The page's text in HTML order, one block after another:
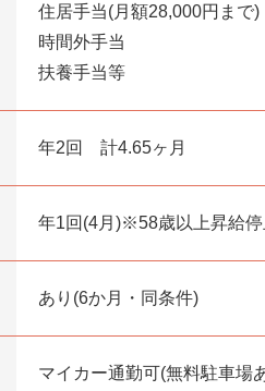
住居手当(月額28,000円まで)
時間外手当
扶養手当等
年2回 計4.65ヶ月
年1回(4月)※58歳以上昇給停
あり(6か月・同条件)
マイカー通勤可(無料駐車場